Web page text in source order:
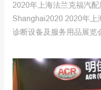
2020年上海法兰克福汽
Shanghai2020 2020年上
诊断设备及服务用品展览